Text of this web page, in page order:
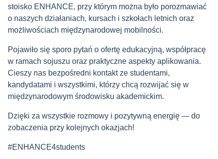
stoisko ENHANCE, przy którym można było porozmawiać
o naszych działaniach, kursach i szkołach letnich oraz
możliwościach międzynarodowej mobilności.
Pojawiło się sporo pytań o ofertę edukacyjną, współpracę
w ramach sojuszu oraz praktyczne aspekty aplikowania.
Cieszy nas bezpośredni kontakt ze studentami,
kandydatami i wszystkimi, którzy chcą rozwijać się w
międzynarodowym środowisku akademickim.
Dzięki za wszystkie rozmowy i pozytywną energię — do
zobaczenia przy kolejnych okazjach!
#ENHANCE4students